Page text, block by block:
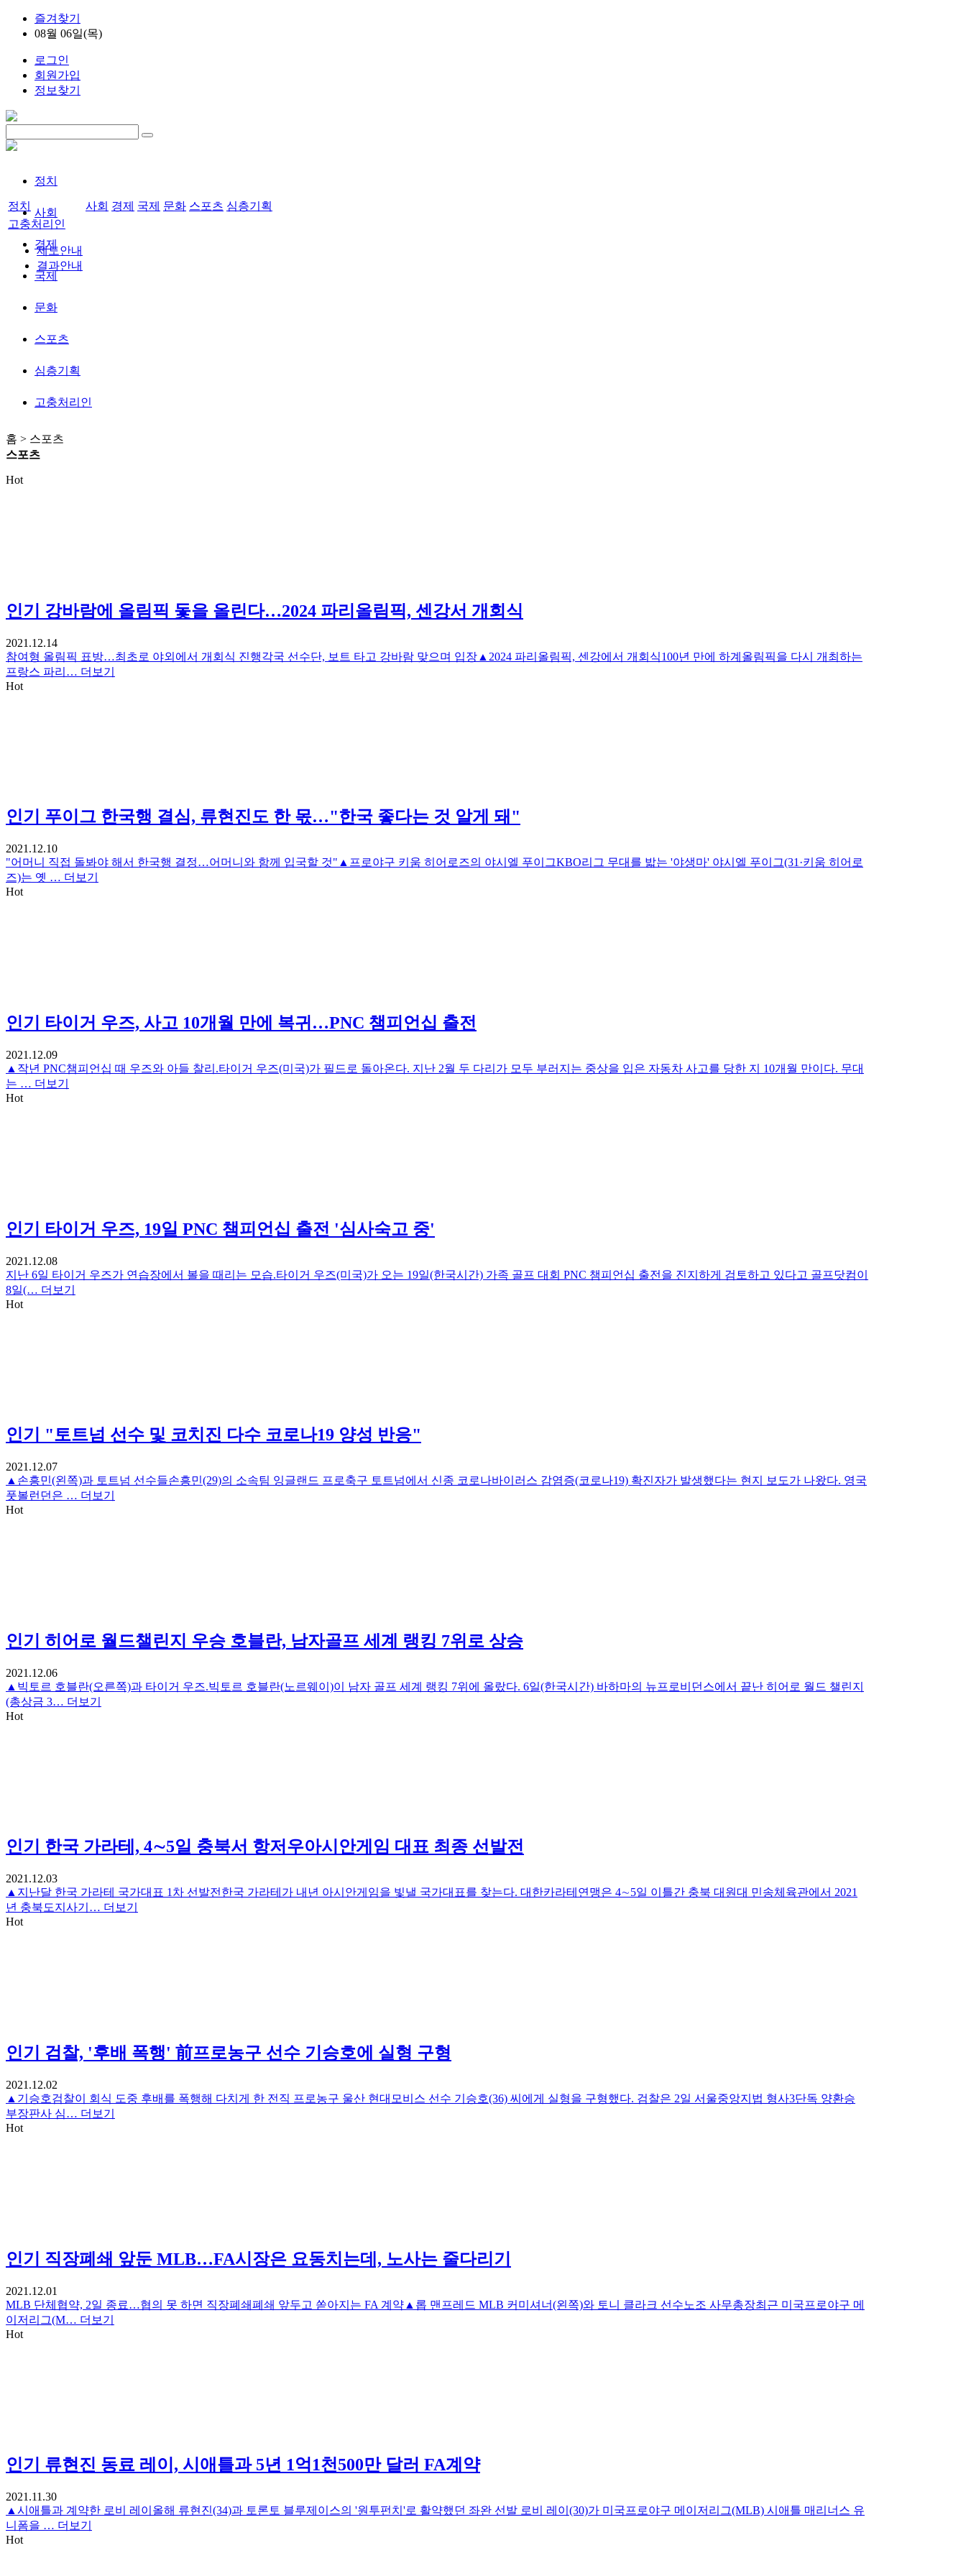
즐겨찾기
08월 06일(목)
로그인
회원가입
정보찾기
정치
사회
경제
국제
문화
스포츠
심층기획
고충처리인
정치 사회 경제 국제 문화 스포츠 심층기획
고충처리인
제도안내
결과안내
홈 > 스포츠
스포츠
Hot
인기 강바람에 올림픽 돛을 올린다…2024 파리올림픽, 센강서 개회식
2021.12.14
참여형 올림픽 표방…최초로 야외에서 개회식 진행각국 선수단, 보트 타고 강바람 맞으며 입장▲2024 파리올림픽, 센강에서 개회식100년 만에 하계올림픽을 다시 개최하는
프랑스 파리… 더보기
Hot
인기 푸이그 한국행 결심, 류현진도 한 몫…"한국 좋다는 것 알게 돼"
2021.12.10
"어머니 직접 돌봐야 해서 한국행 결정…어머니와 함께 입국할 것"▲프로야구 키움 히어로즈의 야시엘 푸이그KBO리그 무대를 밟는 '야생마' 야시엘 푸이그(31·키움 히어로
즈)는 옛 … 더보기
Hot
인기 타이거 우즈, 사고 10개월 만에 복귀…PNC 챔피언십 출전
2021.12.09
▲작년 PNC챔피언십 때 우즈와 아들 찰리.타이거 우즈(미국)가 필드로 돌아온다. 지난 2월 두 다리가 모두 부러지는 중상을 입은 자동차 사고를 당한 지 10개월 만이다. 무대
는 … 더보기
Hot
인기 타이거 우즈, 19일 PNC 챔피언십 출전 '심사숙고 중'
2021.12.08
지난 6일 타이거 우즈가 연습장에서 볼을 때리는 모습.타이거 우즈(미국)가 오는 19일(한국시간) 가족 골프 대회 PNC 챔피언십 출전을 진지하게 검토하고 있다고 골프닷컴이
8일(… 더보기
Hot
인기 "토트넘 선수 및 코치진 다수 코로나19 양성 반응"
2021.12.07
▲손흥민(왼쪽)과 토트넘 선수들손흥민(29)의 소속팀 잉글랜드 프로축구 토트넘에서 신종 코로나바이러스 감염증(코로나19) 확진자가 발생했다는 현지 보도가 나왔다. 영국
풋볼런던은 … 더보기
Hot
인기 히어로 월드챌린지 우승 호블란, 남자골프 세계 랭킹 7위로 상승
2021.12.06
▲빅토르 호블란(오른쪽)과 타이거 우즈.빅토르 호블란(노르웨이)이 남자 골프 세계 랭킹 7위에 올랐다. 6일(한국시간) 바하마의 뉴프로비던스에서 끝난 히어로 월드 챌린지
(총상금 3… 더보기
Hot
인기 한국 가라테, 4∼5일 충북서 항저우아시안게임 대표 최종 선발전
2021.12.03
▲지난달 한국 가라테 국가대표 1차 선발전한국 가라테가 내년 아시안게임을 빛낼 국가대표를 찾는다. 대한카라테연맹은 4∼5일 이틀간 충북 대원대 민송체육관에서 2021
년 충북도지사기… 더보기
Hot
인기 검찰, '후배 폭행' 前프로농구 선수 기승호에 실형 구형
2021.12.02
▲기승호검찰이 회식 도중 후배를 폭행해 다치게 한 전직 프로농구 울산 현대모비스 선수 기승호(36) 씨에게 실형을 구형했다. 검찰은 2일 서울중앙지법 형사3단독 양환승
부장판사 심… 더보기
Hot
인기 직장폐쇄 앞둔 MLB…FA시장은 요동치는데, 노사는 줄다리기
2021.12.01
MLB 단체협약, 2일 종료…협의 못 하면 직장폐쇄폐쇄 앞두고 쏟아지는 FA 계약▲롭 맨프레드 MLB 커미셔너(왼쪽)와 토니 클라크 선수노조 사무총장최근 미국프로야구 메
이저리그(M… 더보기
Hot
인기 류현진 동료 레이, 시애틀과 5년 1억1천500만 달러 FA계약
2021.11.30
▲시애틀과 계약한 로비 레이올해 류현진(34)과 토론토 블루제이스의 '원투펀치'로 활약했던 좌완 선발 로비 레이(30)가 미국프로야구 메이저리그(MLB) 시애틀 매리너스 유
니폼을 … 더보기
Hot